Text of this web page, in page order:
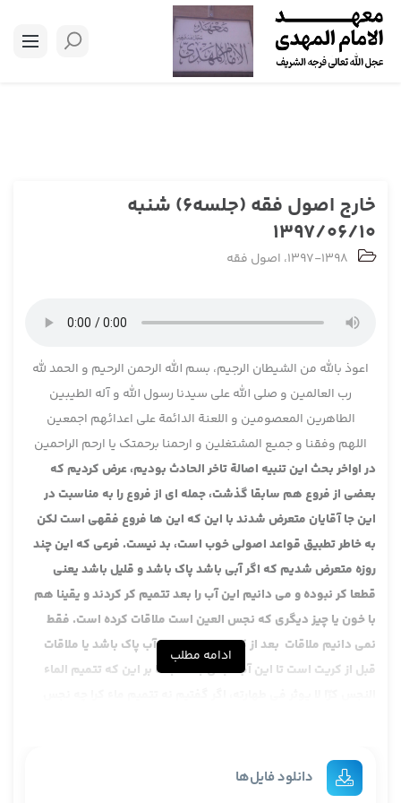
خارج اصول فقه (جلسه6) شنبه
1397/06/10
1397-1398، اصول فقه
اعوذ بالله من الشیطان الرجیم، بسم الله الرحمن الرحیم و الحمد لله
رب العالمین و صلی الله علی سیدنا رسول الله و آله الطیبین
الطاهرین المعصومین و اللعنة الدائمة علی اعدائهم اجمعین
اللهم وفقنا و جمیع المشتغلین و ارحمنا برحمتک یا ارحم الراحمین
در اواخر بحث این تنبیه اصالة تاخر الحادث بودیم، عرض کردیم که
بعضی از فروع هم سابقا گذشت، جمله ای از فروع را به مناسبت در
این جا آقایان متعرض شدند با این که این ها فروع فقهی است لکن
به خاطر تطبیق قواعد اصولی خوب است، بد نیست. فرعی که این چند
روزه متعرض شدیم که اگر آبی باشد پاک باشد و قلیل باشد یعنی
قطعا کر نبوده و می دانیم این آب را بعد تتمیم کر کردند و یقینا هم
با خون یا چیز دیگری که نجس العین است ملاقات کرده است. فقط
نمی دانیم ملاقات بعد از کریت است تا این آب پاک باشد یا ملاقات
قبل از کریت است تا این آب نجس باشد بنائا بر این که تتمیم الماء
اصولی دارد، هم نکته فقهی و هم نکته اصولی. نکته فقهیش همین
بود که تتمیم ماء کرا موجب طهارتش است ولو با نجس باشد یعنی آن
ادامه مطلب
دانلود فایل‌ها